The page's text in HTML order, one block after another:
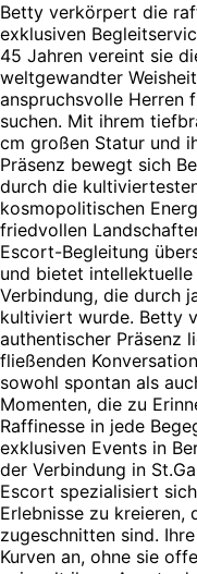
Betty verkörpert die
exklusiven
45 Jahren vereint sie
weltgewandter
anspruchsvolle Herren
suchen. Mit ihrem
cm großen Statur und
Präsenz bewegt sich
durch die
kosmopolitischen
friedvollen
Escort-Begleitung
und bietet
Verbindung, die durch
kultiviert wurde. Betty
authentischer Präsenz
fließenden
sowohl spontan als
Momenten, die zu
Raffinesse in jede
exklusiven Events in
der Verbindung in
Escort spezialisiert
Erlebnisse zu kreieren,
zugeschnitten sind.
Kurven an, ohne sie